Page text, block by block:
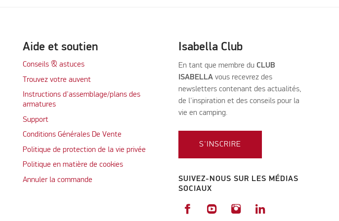
Aide et soutien
Conseils & astuces
Trouvez votre auvent
Instructions d'assemblage/plans des
armatures
Support
Conditions Générales De Vente
Politique de protection de la vie privée
Politique en matière de cookies
Annuler la commande
Isabella Club
En tant que membre du CLUB
ISABELLA vous recevrez des
newsletters contenant des actualités,
de l'inspiration et des conseils pour la
vie en camping.
S'INSCRIRE
SUIVEZ-NOUS SUR LES MÉDIAS
SOCIAUX